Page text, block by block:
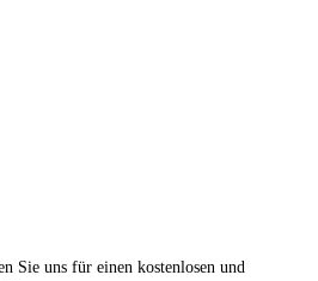
Sie uns für einen kostenlosen und